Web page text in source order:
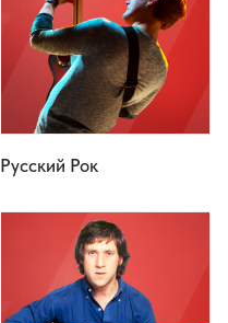
Русский Рок